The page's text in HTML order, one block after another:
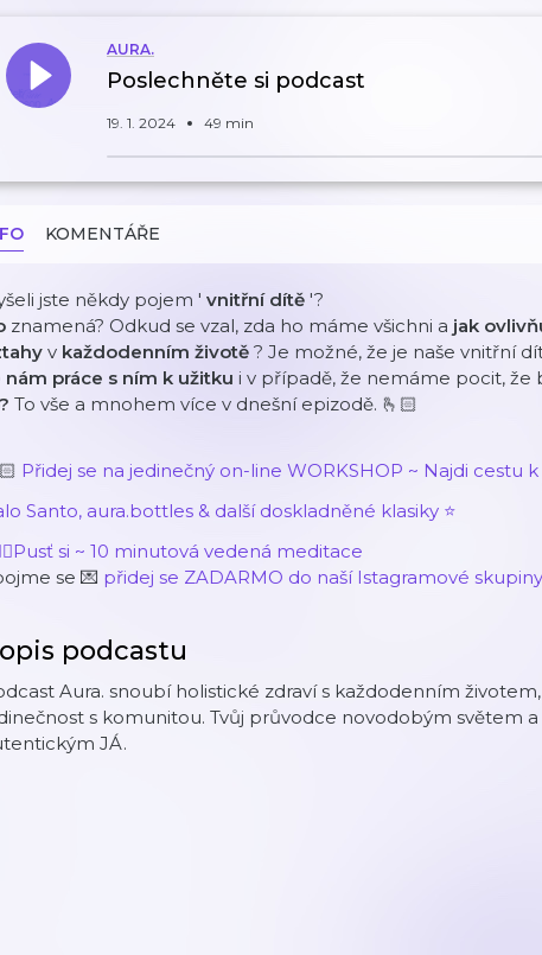
AURA.
Poslechněte si podcast
19. 1. 2024 49 min
KOMENTÁŘE
jste někdy pojem ' vnitřní dítě '?
znamená? Odkud se vzal, zda ho máme všichni a jak
v každodenním životě ? Je možné, že je naše vnitřní
nám práce s ním k užitku i v případě, že nemáme pocit, že
To vše a mnohem více v dnešní epizodě. 🫰🏻
Přidej se na jedinečný on-line WORKSHOP ~ Najdi cestu k
Santo, aura.bottles & další doskladněné klasiky ⭐️
si ~ 10 minutová vedená meditace
se 💌 přidej se ZADARMO do naší Istagramové skupiny
podcastu
Aura. snoubí holistické zdraví s každodenním
s komunitou. Tvůj průvodce novodobým světem
JÁ.